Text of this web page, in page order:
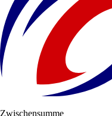
Zwischensumme